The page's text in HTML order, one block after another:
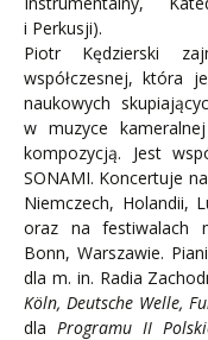
i Perkusji).
Piotr Kędzierski
współczesnej, która
naukowych
w muzyce
kompozycją. Jest
SONAMI. Koncertuje
Niemczech, Holandii,
oraz na festiwalach
Bonn, Warszawie.
dla m. in. Radia
Köln, Deutsche Welle,
dla Programu II